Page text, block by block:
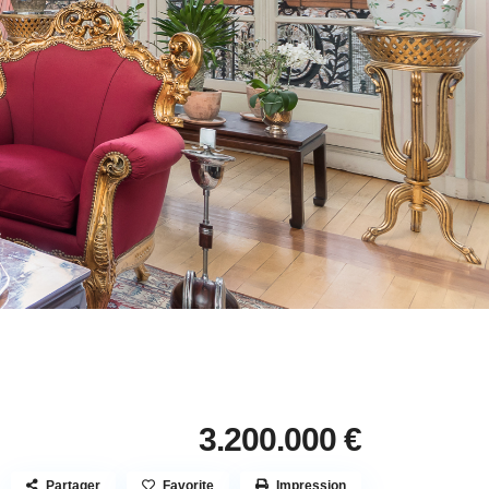
3.200.000 €
Partager Favorite Impression